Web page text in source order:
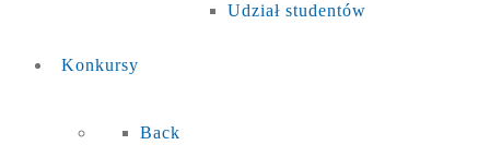
Udział studentów
Konkursy
Back